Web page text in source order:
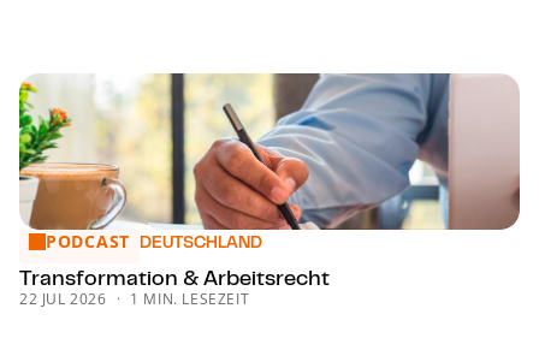
Trans­for­ma­ti­on & Arbeitsrecht
PODCAST DEUTSCHLAND
Trans­for­ma­ti­on & Arbeitsrecht
22 JUL 2026 1 MIN. LESEZEIT